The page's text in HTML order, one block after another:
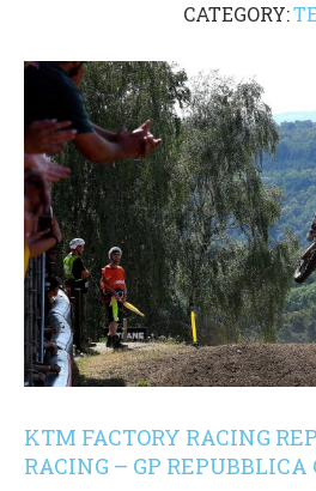
CATEGORY:
KTM FACTORY RACING
RACING – GP REPUBBLICA